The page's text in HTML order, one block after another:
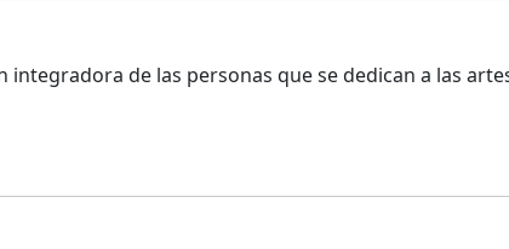
de las personas que se dedican a las